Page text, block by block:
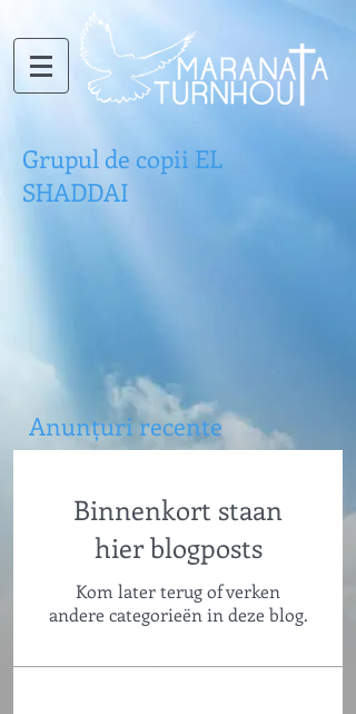
Grupul de copii EL
SHADDAI
Anunțuri recente
Binnenkort staan
hier blogposts
Kom later terug of verken
andere categorieën in deze blog.